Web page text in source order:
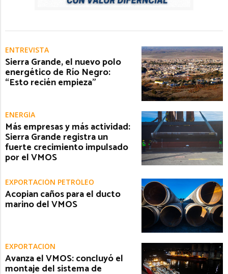
ENTREVISTA
Sierra Grande, el nuevo polo
energético de Río Negro:
“Esto recién empieza”
ENERGÍA
Más empresas y más actividad:
Sierra Grande registra un
fuerte crecimiento impulsado
por el VMOS
EXPORTACIÓN PETRÓLEO
Acopian caños para el ducto
marino del VMOS
EXPORTACIÓN
Avanza el VMOS: concluyó el
montaje del sistema de